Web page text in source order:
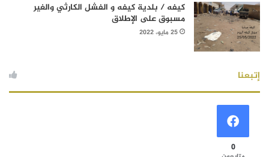
كيفه / بلدية كيفه و الفشل الكارثي والغير
مسبوق على الإطلاق
25 مايو، 2022
إتبعنا
0